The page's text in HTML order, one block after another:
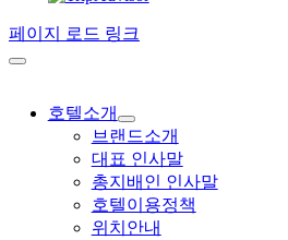
페이지 로드 링크
호텔소개
브랜드소개
대표 인사말
총지배인 인사말
호텔이용정책
위치안내